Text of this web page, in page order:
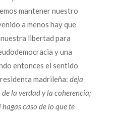
mantener nuestro
a menos hay que
libertad para
y una
entonces el sentido
madrileña: deja
la verdad y la coherencia;
caso de lo que te